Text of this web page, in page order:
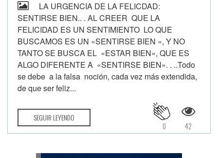
LA URGENCIA DE LA FELICDAD:
SENTIRSE BIEN.. . AL CREER QUE LA
FELICIDAD ES UN SENTIMIENTO LO QUE
BUSCAMOS ES UN «SENTIRSE BIEN «, Y NO
TANTO SE BUSCA EL «ESTAR BIEN», QUE ES
ALGO DIFERENTE A «SENTIRSE BIEN». . ..Todo
se debe a la falsa noción, cada vez más extendida,
de que ser feliz...
SEGUIR LEYENDO
42
0